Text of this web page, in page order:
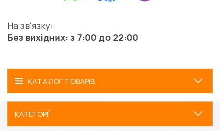
На зв'язку:
Без вихідних: з 7:00 до 22:00
КАТАЛОГ ТОВАРІВ
КАТЕГОРІЇ